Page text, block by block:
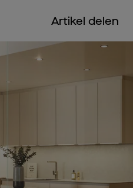
Artikel delen